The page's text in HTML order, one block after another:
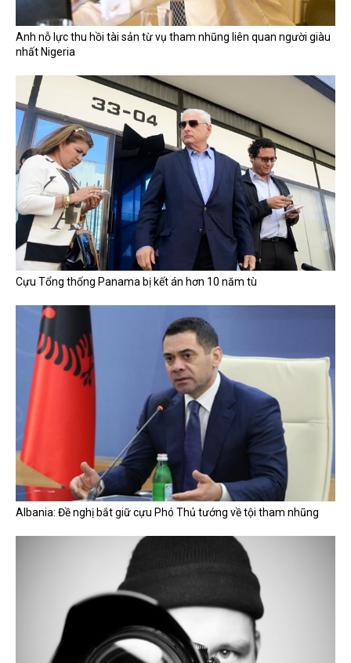
Anh nỗ lực thu hồi tài sản từ vụ tham nhũng liên quan người giàu
nhất Nigeria
Cựu Tổng thống Panama bị kết án hơn 10 năm tù
Albania: Đề nghị bắt giữ cựu Phó Thủ tướng về tội tham nhũng